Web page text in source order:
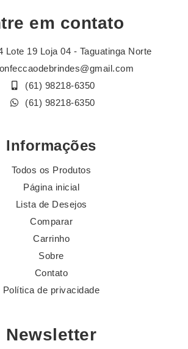
em contato
Lote 19 Loja 04 - Taguatinga Norte
(61) 98218-6350
(61) 98218-6350
Informações
Todos os Produtos
Página inicial
Lista de Desejos
Comparar
Carrinho
Sobre
Contato
Política de privacidade
Newsletter